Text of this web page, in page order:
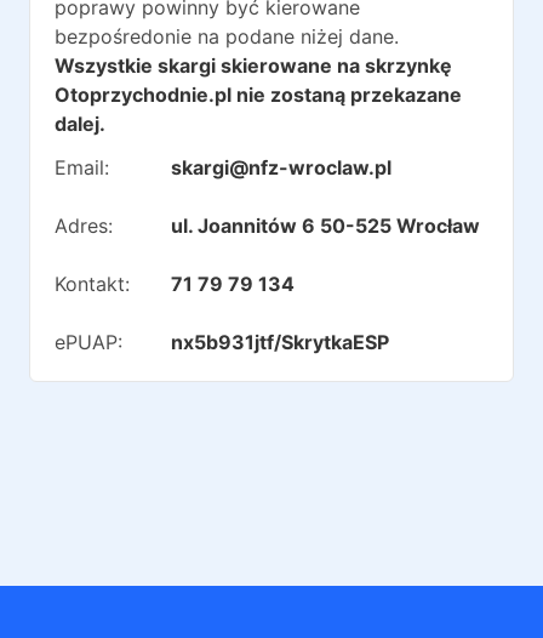
poprawy powinny być kierowane
bezpośredonie na podane niżej dane.
Wszystkie skargi skierowane na skrzynkę
Otoprzychodnie.pl nie zostaną przekazane
dalej.
Email:
skargi@nfz-wroclaw.pl
Adres: ul. Joannitów 6 50-525 Wrocław
Kontakt: 71 79 79 134
ePUAP: nx5b931jtf/SkrytkaESP